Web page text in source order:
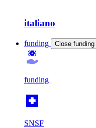
italiano
funding Close funding
funding
SNSF